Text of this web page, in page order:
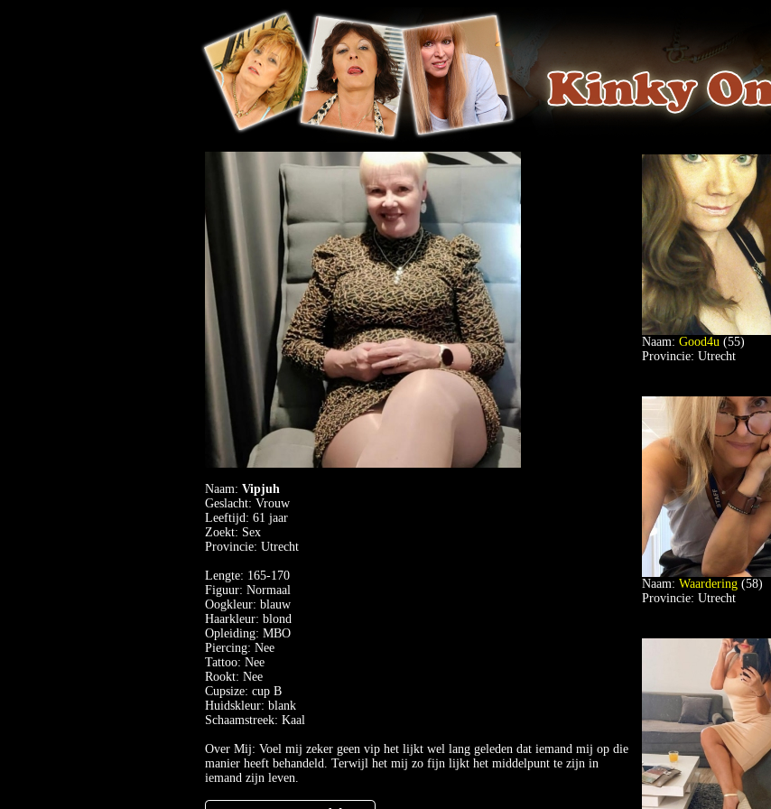
Naam: Vipjuh
Geslacht: Vrouw
Leeftijd: 61 jaar
Zoekt: Sex
Provincie: Utrecht
Lengte: 165-170
Figuur: Normaal
Oogkleur: blauw
Haarkleur: blond
Opleiding: MBO
Piercing: Nee
Tattoo: Nee
Rookt: Nee
Cupsize: cup B
Huidskleur: blank
Schaamstreek: Kaal
Over Mij: Voel mij zeker geen vip het lijkt wel lang geleden dat iemand mij op die
manier heeft behandeld. Terwijl het mij zo fijn lijkt het middelpunt te zijn in
iemand zijn leven.
Naam: Good4u(55)
Provincie: Utrecht
Naam: Waardering(58)
Provincie: Utrecht